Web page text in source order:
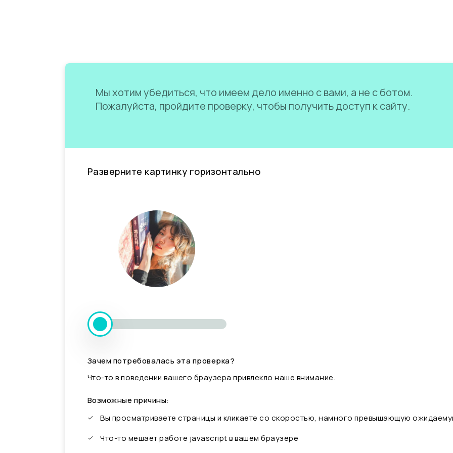
Мы хотим убедиться, что имеем дело именно с вами, а не с ботом.
Пожалуйста, пройдите проверку, чтобы получить доступ к сайту.
Разверните картинку горизонтально
Зачем потребовалась эта проверка?
Что-то в поведении вашего браузера привлекло наше внимание.
Возможные причины:
Вы просматриваете страницы и кликаете со скоростью, намного превышающую
Что-то мешает работе javascript в вашем браузере